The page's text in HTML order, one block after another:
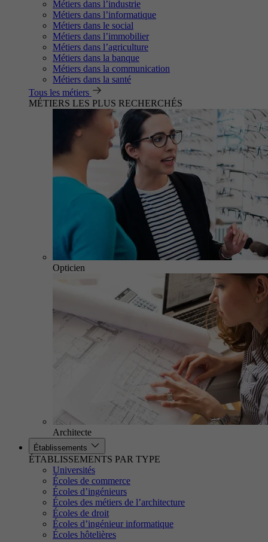
Métiers dans l’industrie
Métiers dans l’informatique
Métiers dans le social
Métiers dans l’immobilier
Métiers dans l’agriculture
Métiers dans la banque
Métiers dans la communication
Métiers dans la santé
Tous les métiers
MÉTIERS LES PLUS RECHERCHÉS
Opticien
Architecte
Établissements
ÉTABLISSEMENTS PAR TYPE
Universités
Écoles de commerce
Écoles d’ingénieurs
Écoles des métiers de l’architecture
Écoles de droit
Écoles d’ingénieur informatique
Écoles hôtelières